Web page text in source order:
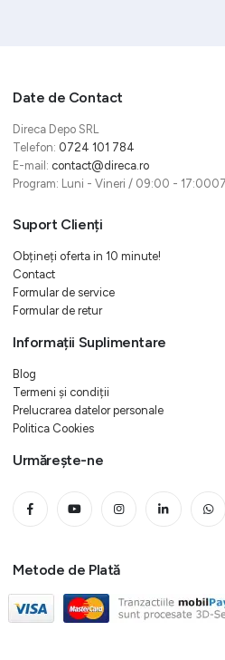
Date de Contact
Direca Depo SRL
Telefon: 0724 101 784
E-mail: contact@direca.ro
Program: Luni - Vineri / 09:00 -
Suport Clienți
Obțineți oferta in 10 minute!
Contact
Formular de service
Formular de retur
Informații Suplimentare
Blog
Termeni și condiții
Prelucrarea datelor personale
Politica Cookies
Urmărește-ne
Metode de Plată